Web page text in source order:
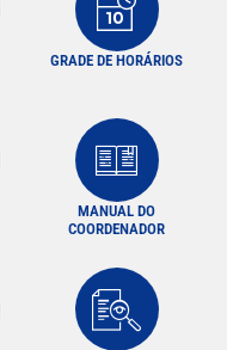
GRADE DE HORÁRIOS
MANUAL DO
COORDENADOR